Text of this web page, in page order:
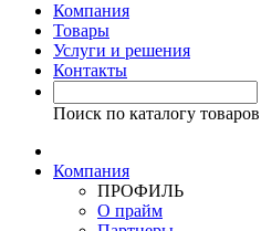
Компания
Товары
Услуги и решения
Контакты
Поиск по каталогу товаров
Компания
ПРОФИЛЬ
О прайм